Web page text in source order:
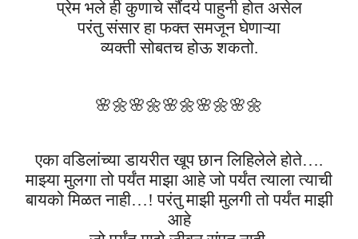
प्रेम भले ही कुणाचे सौंदर्य पाहुनी होत असेल
परंतु संसार हा फक्त समजून घेणाऱ्या
व्यक्ती सोबतच होऊ शकतो.
🌸🌼🌸🌼🌸🌼🌸🌼🌸🌼
एका वडिलांच्या डायरीत खूप छान लिहिलेले होते….
माझ्या मुलगा तो पर्यंत माझा आहे जो पर्यंत त्याला त्याची
बायको मिळत नाही…! परंतु माझी मुलगी तो पर्यंत माझी
आहे